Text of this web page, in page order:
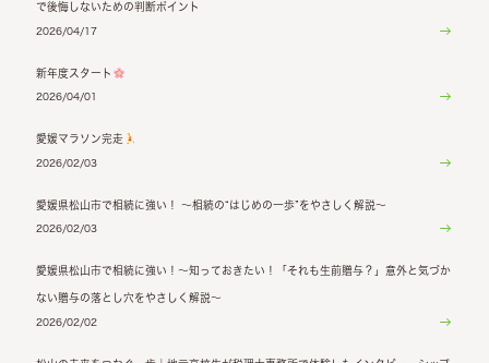
で後悔しないための判断ポイント
2026/04/17
新年度スタート
2026/04/01
愛媛マラソン完走
2026/02/03
愛媛県松山市で相続に強い！ ～相続の“はじめの一歩”をやさしく解説～
2026/02/03
愛媛県松山市で相続に強い！～知っておきたい！「それも生前贈与？」意外と気づか
ない贈与の落とし穴をやさしく解説～
2026/02/02